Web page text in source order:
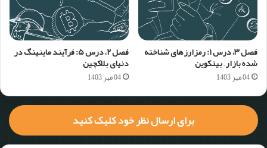
فصل ۳، درس ۱: رمزارزهای شناخته
شده بازار – بیتکوین
04 مهر 1403
فصل ۲، درس ۵:‌ فرآیند ماینینگ در
دنیای بلاکچین
04 مهر 1403
برای ارسال نظر خود کلیک کنید